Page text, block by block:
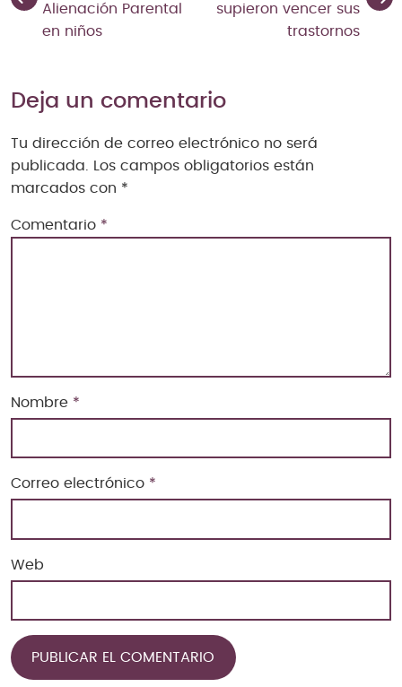
Alienación Parental
en niños
supieron vencer sus
trastornos
Deja un comentario
Tu dirección de correo electrónico no será
publicada.
Los campos obligatorios están
marcados con *
Comentario *
Nombre *
Correo electrónico *
Web